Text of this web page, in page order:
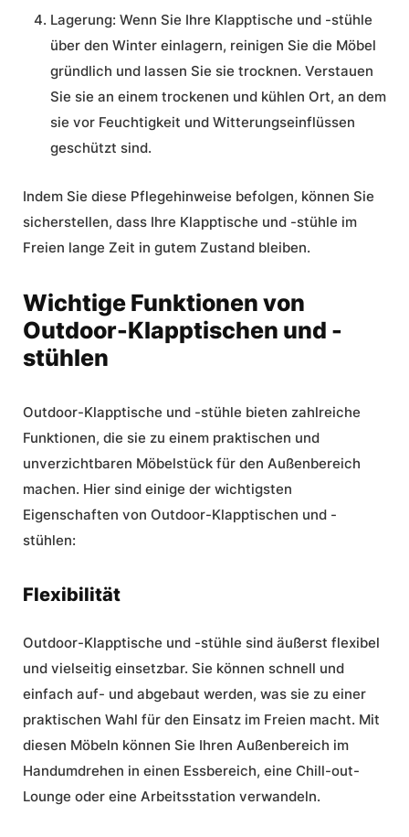
Lagerung: Wenn Sie Ihre Klapptische und -stühle
über den Winter einlagern, reinigen Sie die Möbel
gründlich und lassen Sie sie trocknen. Verstauen
Sie sie an einem trockenen und kühlen Ort, an dem
sie vor Feuchtigkeit und Witterungseinflüssen
geschützt sind.
Indem Sie diese Pflegehinweise befolgen, können Sie
sicherstellen, dass Ihre Klapptische und -stühle im
Freien lange Zeit in gutem Zustand bleiben.
Wichtige Funktionen von
Outdoor-Klapptischen und -
stühlen
Outdoor-Klapptische und -stühle bieten zahlreiche
Funktionen, die sie zu einem praktischen und
unverzichtbaren Möbelstück für den Außenbereich
machen. Hier sind einige der wichtigsten
Eigenschaften von Outdoor-Klapptischen und -
stühlen:
Flexibilität
Outdoor-Klapptische und -stühle sind äußerst flexibel
und vielseitig einsetzbar. Sie können schnell und
einfach auf- und abgebaut werden, was sie zu einer
praktischen Wahl für den Einsatz im Freien macht. Mit
diesen Möbeln können Sie Ihren Außenbereich im
Handumdrehen in einen Essbereich, eine Chill-out-
Lounge oder eine Arbeitsstation verwandeln.